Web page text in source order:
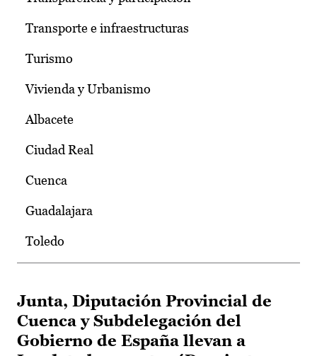
Transporte e infraestructuras
Turismo
Vivienda y Urbanismo
Albacete
Ciudad Real
Cuenca
Guadalajara
Toledo
Junta, Diputación Provincial de
Cuenca y Subdelegación del
Gobierno de España llevan a